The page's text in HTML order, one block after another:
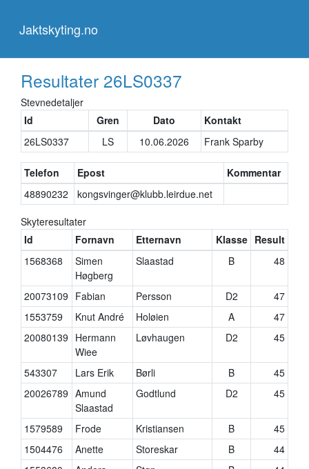
Jaktskyting.no
Resultater 26LS0337
Stevnedetaljer
Id
Gren Dato
Kontakt
26LS0337
LS 10.06.2026 Frank Sparby
Telefon Epost
Kommentar
48890232
kongsvinger@klubb.leirdue.net
Skyteresultater
Id
Fornavn Etternavn Klasse Result
1568368
Simen
Høgberg
Slaastad B 48
20073109 Fabian Persson D2
47
1553759
Knut André Holøien A
47
20080139 Hermann
Wiee
Løvhaugen D2 45
543307 Lars Erik Børli B
45
20026789 Amund
Slaastad
Godtlund D2 45
1579589 Frode Kristiansen B
45
1504476
Anette Storeskar B
44